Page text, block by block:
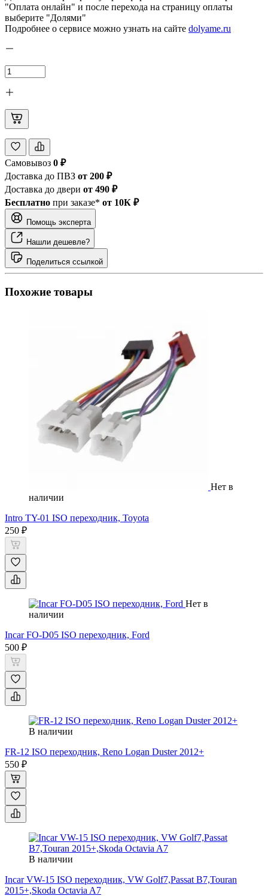
"Оплата онлайн" и после перехода на страницу оплаты
выберите "Долями"
Подробнее о сервисе можно узнать на сайте dolyame.ru
Самовывоз 0 ₽
Доставка до ПВЗ от 200 ₽
Доставка до двери от 490 ₽
Бесплатно при заказе* от 10К ₽
Помощь эксперта
Нашли дешевле?
Поделиться ссылкой
Похожие товары
Нет в
наличии
Intro TY-01 ISO переходник, Toyota
250 ₽
Нет в
наличии
Incar FO-D05 ISO переходник, Ford
500 ₽
В наличии
FR-12 ISO переходник, Reno Logan Duster 2012+
550 ₽
В наличии
Incar VW-15 ISO переходник, VW Golf7,Passat B7,Touran
2015+,Skoda Octavia A7